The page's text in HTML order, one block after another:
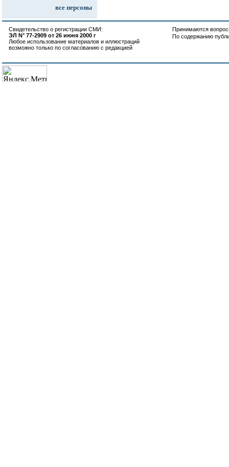
все персоны
Свидетельство о регистрации СМИ:
ЭЛ N° 77-2909 от 26 июня 2000 г
Любое использование материалов и иллюстраций
возможно только по согласованию с редакцией
Принимаются
По содержанию